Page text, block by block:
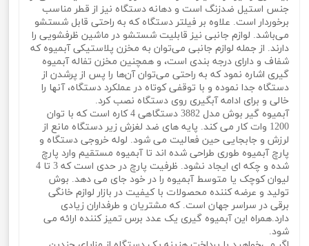
جنس استیل ضدزنگ است و دهانه دستگاه نیز از قطر مناسب
برخوردار است. علاوه بر فیلتر دستگاه که به راحتی قابل شستشو
می‌باشد. لوازم جانبی نیز قابلیت شستشو در ماشین ظرفشویی را
دارند. از جمله لوازم جانبی می‌توان به مخزن پلاستیکی آبمیوه که
شفاف و دارای درجه بندی است، و همچنین مخزن تفاله آبمیوه
گیری اشاره نمود که به راحتی می‌توان آن‌ها را پس از پرشدن از
دستگاه جدا نموده و با توقفی کوتاه در عملکرد دستگاه، آنها را
خالی و برای ادامه آبگیری روی دستگاه نصب کرد.
آبمیوه گیر بوش مدل 3882 دستگاهی 4 کاره است که با توان
1200 وات کار می کند. پایه های ضد لغزش زیر دستگاه مانع از
لرزش و جابجایی حین فعالیت می شود. لوله خروجی دستگاه و
پارچ آبمیوه طوری طراحی شده اند تا آبمیوه مستقیم وارد پارچ
شده و چکه ای ایجاد نشود. ظرفیت پارچ در حدی است که 3 تا 4
لیوان کوچک یا متوسط آبمیوه را در خود جای می دهد. بوش
تولید و عرضه کننده محصولات با کیفیت در بازار لوازم خانگی
برقی در سراسر جهان است. که مشتریان و طرفداران زیادی
دارد.همراه این آبمیوه گیری یک عدد برس تمیز کننده ارائه می
شود.